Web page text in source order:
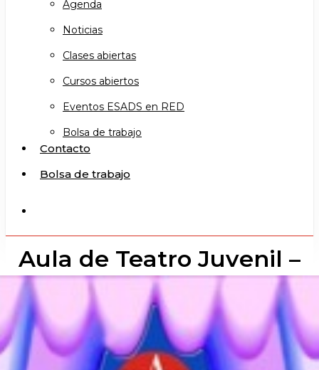
Agenda
Noticias
Clases abiertas
Cursos abiertos
Eventos ESADS en RED
Bolsa de trabajo
Contacto
Bolsa de trabajo
Aula de Teatro Juvenil –
Nivel I (13 a 17 años)